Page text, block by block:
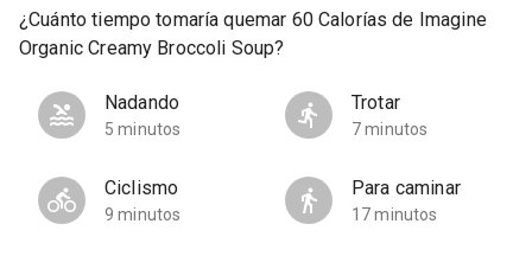
¿Cuánto tiempo tomaría quemar 60 Calorías de Imagine
Organic Creamy Broccoli Soup?
Nadando
5 minutos
Trotar
7 minutos
Ciclismo
9 minutos
Para caminar
17 minutos